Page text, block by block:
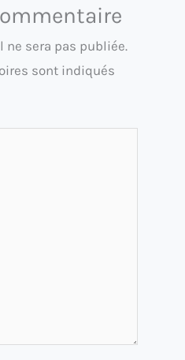
ne sera pas publiée.
sont indiqués